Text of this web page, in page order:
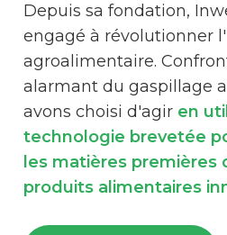
Depuis sa fondation,
engagé à révolutionner
agroalimentaire.
alarmant du gaspillage
avons choisi d'agir en
technologie brevetée
les matières premières
produits alimentaires